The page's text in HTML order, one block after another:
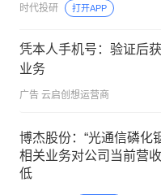
时代投研 打开APP
凭本人手机号：验证后
业务
广告 云启创想运营商
博杰股份：“光通信磷化
相关业务对公司当前营
低